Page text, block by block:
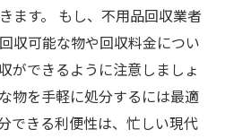
ます。 もし、不用品回収業者
収可能な物や回収料金につい
ができるように注意しましょ
物を手軽に処分するには最適
できる利便性は、忙しい現代